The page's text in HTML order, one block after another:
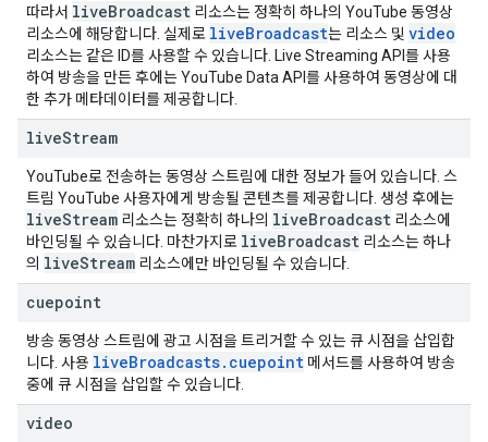
따라서 liveBroadcast 리소스는 정확히 하나의 YouTube 동영상
리소스에 해당합니다. 실제로 liveBroadcast는 리소스 및 video
리소스는 같은 ID를 사용할 수 있습니다. Live Streaming API를 사용
하여 방송을 만든 후에는 YouTube Data API를 사용하여 동영상에 대
한 추가 메타데이터를 제공합니다.
liveStream
YouTube로 전송하는 동영상 스트림에 대한 정보가 들어 있습니다. 스
트림 YouTube 사용자에게 방송될 콘텐츠를 제공합니다. 생성 후에는
liveStream 리소스는 정확히 하나의 liveBroadcast 리소스에
바인딩될 수 있습니다. 마찬가지로 liveBroadcast 리소스는 하나
의 liveStream 리소스에만 바인딩될 수 있습니다.
cuepoint
방송 동영상 스트림에 광고 시점을 트리거할 수 있는 큐 시점을 삽입합
니다. 사용 liveBroadcasts. cuepoint 메서드를 사용하여 방송
중에 큐 시점을 삽입할 수 있습니다.
video